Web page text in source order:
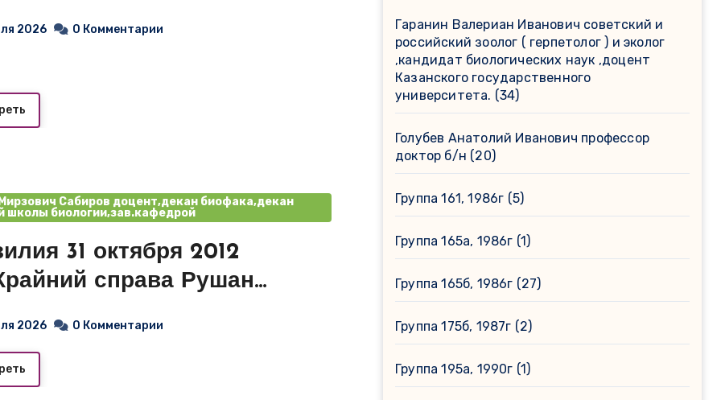
2026 0 Комментарии
Сабиров доцент,декан биофака,декан
школы биологии,зав.кафедрой
октября 2012
справа Рушан
2026 0 Комментарии
Гаранин Валериан Иванович советский и
российский зоолог ( герпетолог ) и эколог
,кандидат биологических наук ,доцент
Казанского государственного
университета. (34)
Голубев Анатолий Иванович профессор
доктор б/н (20)
Группа 161, 1986г (5)
Группа 165а, 1986г (1)
Группа 165б, 1986г (27)
Группа 175б, 1987г (2)
Группа 195а, 1990г (1)